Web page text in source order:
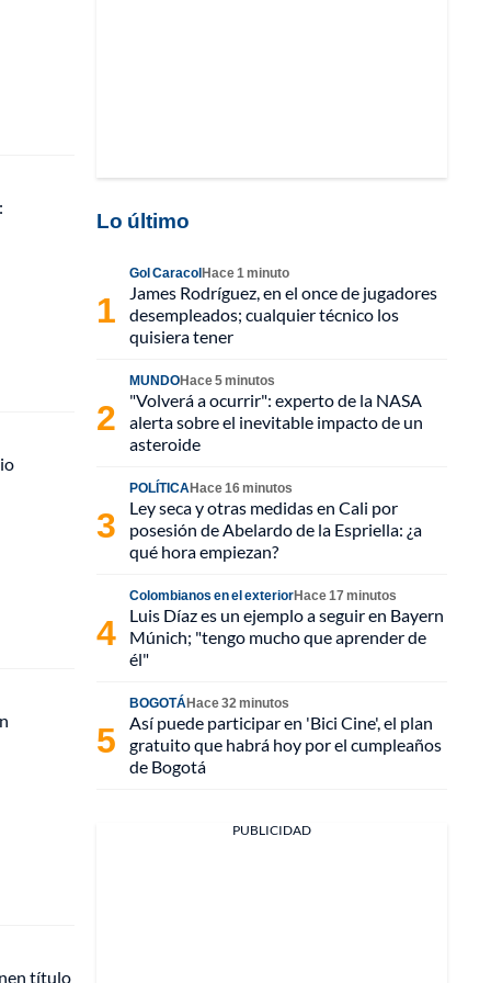
título
Lo último
Gol CaracolHace 1 minuto
James Rodríguez, en el once de jugadores
desempleados; cualquier técnico los
quisiera tener
MUNDOHace 5 minutos
"Volverá a ocurrir": experto de la NASA
alerta sobre el inevitable impacto de un
asteroide
POLÍTICAHace 16 minutos
Ley seca y otras medidas en Cali por
posesión de Abelardo de la Espriella: ¿a
qué hora empiezan?
Colombianos en el exteriorHace 17 minutos
Luis Díaz es un ejemplo a seguir en Bayern
Múnich; "tengo mucho que aprender de
él"
BOGOTÁHace 32 minutos
Así puede participar en 'Bici Cine', el plan
gratuito que habrá hoy por el cumpleaños
de Bogotá
PUBLICIDAD